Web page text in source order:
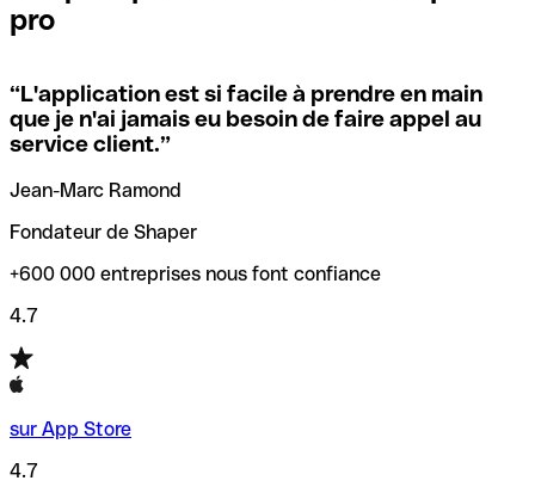
locales.
Si vous n'êtes pas sûr du code SWIFT que vous devriez
utiliser, nous avons développé un outil de recherche de
codes SWIFT par nom de banque.
vérification/recherche de codes SWIFT. Ainsi, vous pouvez
trouver et vérifier vos codes SWIFT avant de réaliser vos
transferts d’argent.
pro
“L'application est si facile à prendre en main
que je n'ai jamais eu besoin de faire appel au
service client.”
Jean-Marc Ramond
Fondateur de Shaper
+600 000 entreprises nous font confiance
4.7
sur App Store
4.7